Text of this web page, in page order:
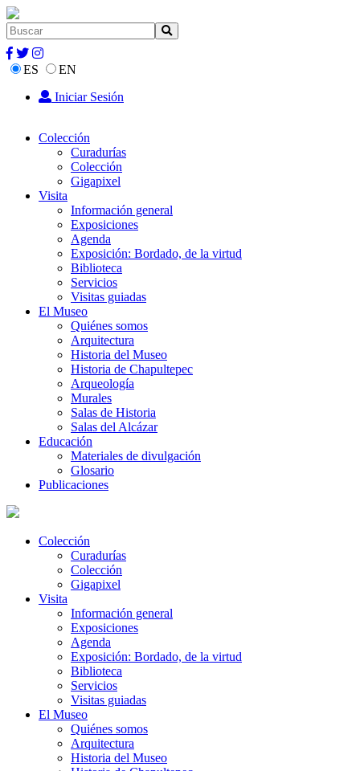
ES
EN
Iniciar Sesión
Colección
Curadurías
Colección
Gigapixel
Visita
Información general
Exposiciones
Agenda
Exposición: Bordado, de la virtud
Biblioteca
Servicios
Visitas guiadas
El Museo
Quiénes somos
Arquitectura
Historia del Museo
Historia de Chapultepec
Arqueología
Murales
Salas de Historia
Salas del Alcázar
Educación
Materiales de divulgación
Glosario
Publicaciones
Colección
Curadurías
Colección
Gigapixel
Visita
Información general
Exposiciones
Agenda
Exposición: Bordado, de la virtud
Biblioteca
Servicios
Visitas guiadas
El Museo
Quiénes somos
Arquitectura
Historia del Museo